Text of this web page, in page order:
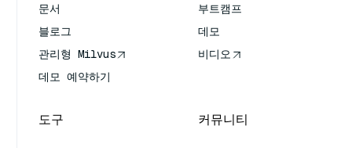
문서
블로그
관리형 Milvus
데모 예약하기
부트캠프
데모
비디오
도구 커뮤니티